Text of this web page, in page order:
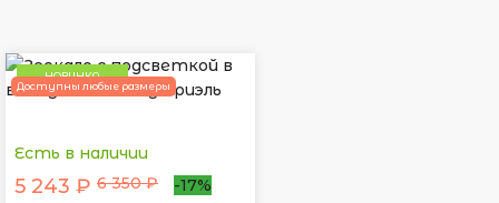
НОВИНКА
Доступны любые размеры
Есть в наличии
5 243 ₽ 6 350 ₽
-17%